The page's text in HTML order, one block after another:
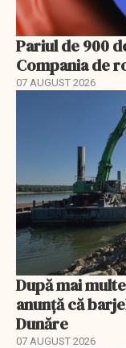
Pariul de 900
Compania de
07 AUGUST 2026
După mai
anunță că
Dunăre
07 AUGUST 2026